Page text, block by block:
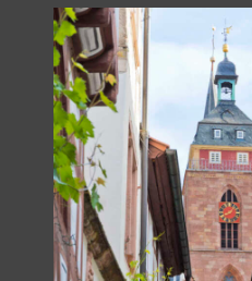
LED-
WIR